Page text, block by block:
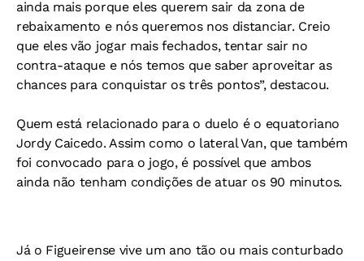
ainda mais porque eles querem sair da zona de
rebaixamento e nós queremos nos distanciar. Creio
que eles vão jogar mais fechados, tentar sair no
contra-ataque e nós temos que saber aproveitar as
chances para conquistar os três pontos”, destacou.
Quem está relacionado para o duelo é o equatoriano
Jordy Caicedo. Assim como o lateral Van, que também
foi convocado para o jogo, é possível que ambos
ainda não tenham condições de atuar os 90 minutos.
Já o Figueirense vive um ano tão ou mais conturbado